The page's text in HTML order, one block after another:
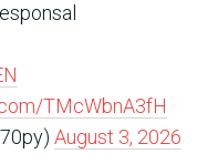
TMcWbnA3fH
August 3, 2026